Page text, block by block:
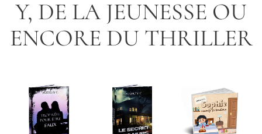
Y, DE LA JEUNESSE OU
ENCORE DU THRILLER